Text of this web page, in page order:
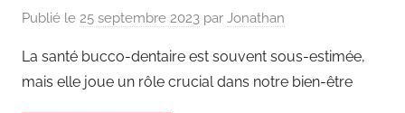
Publié le 25 septembre 2023 par Jonathan
La santé bucco-dentaire est souvent sous-estimée,
mais elle joue un rôle crucial dans notre bien-être